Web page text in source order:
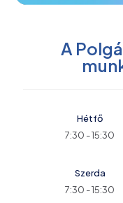
A
Hétfő
7:30 - 15:30
Szerda
7:30 - 15:30